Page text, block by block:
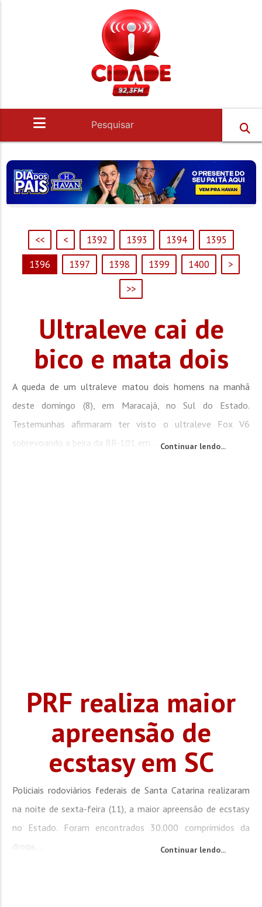
<< < 1392 1393 1394
1395
1396
1397 1398 1399 1400
>
>>
Ultraleve cai de
bico e mata dois
A queda de um ultraleve matou dois homens na manhã
deste domingo (8), em Maracajá, no Sul do Estado.
Testemunhas afirmaram ter visto o ultraleve Fox V6
sobrevoando a beira da BR-101 em...
Continuar lendo...
PRF realiza maior
apreensão de
ecstasy em SC
Policiais rodoviários federais de Santa Catarina realizaram
na noite de sexta-feira (11), a maior apreensão de ecstasy
no Estado. Foram encontrados 30.000 comprimidos da
droga,...
Continuar lendo...